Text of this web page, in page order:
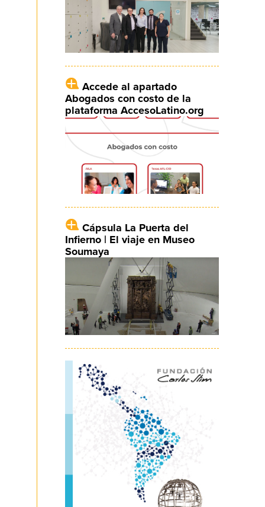
Accede al apartado
Abogados con costo de la
plataforma AccesoLatino.org
Cápsula La Puerta del
Infierno | El viaje en Museo
Soumaya